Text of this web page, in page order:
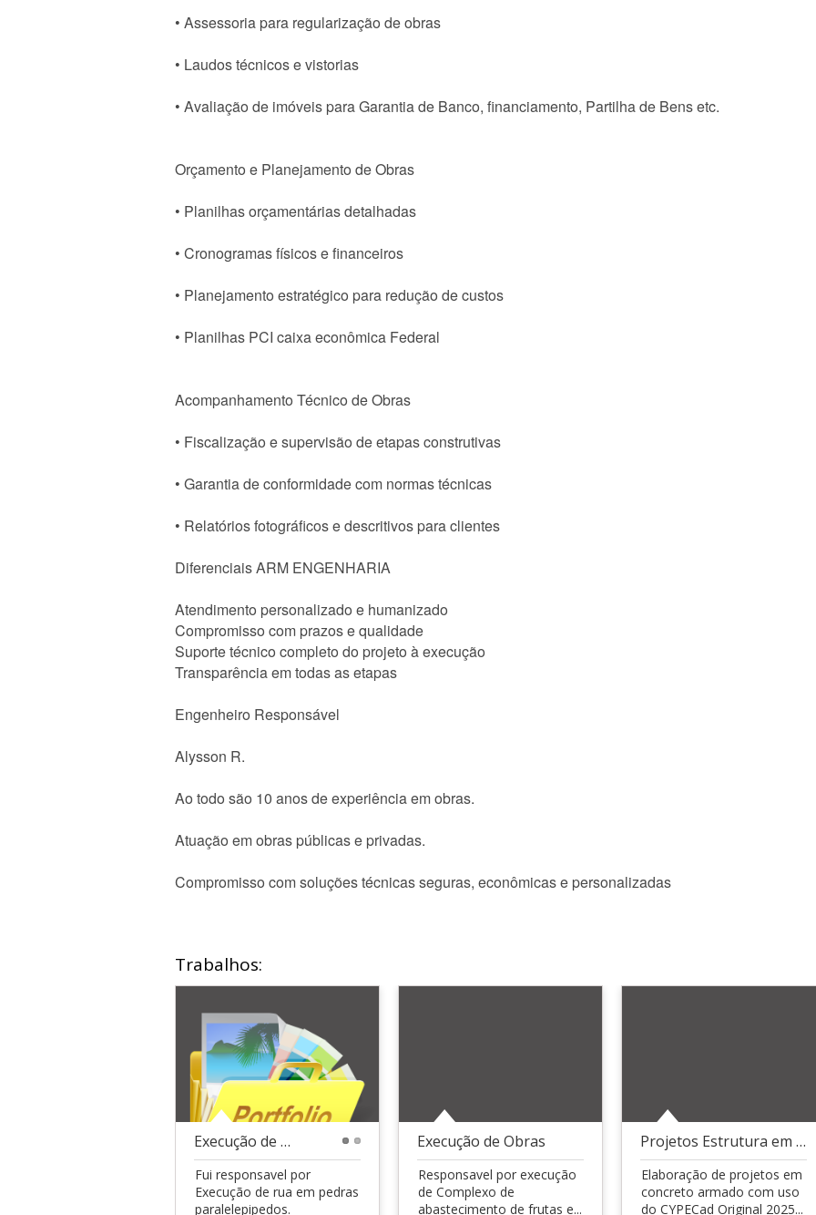
• Assessoria para regularização de obras
• Laudos técnicos e vistorias
• Avaliação de imóveis para Garantia de Banco, financiamento, Partilha de Bens etc.
Orçamento e Planejamento de Obras
• Planilhas orçamentárias detalhadas
• Cronogramas físicos e financeiros
• Planejamento estratégico para redução de custos
• Planilhas PCI caixa econômica Federal
Acompanhamento Técnico de Obras
• Fiscalização e supervisão de etapas construtivas
• Garantia de conformidade com normas técnicas
• Relatórios fotográficos e descritivos para clientes
Diferenciais ARM ENGENHARIA
Atendimento personalizado e humanizado
Compromisso com prazos e qualidade
Suporte técnico completo do projeto à execução
Transparência em todas as etapas
Engenheiro Responsável
Alysson R.
Ao todo são 10 anos de experiência em obras.
Atuação em obras públicas e privadas.
Compromisso com soluções técnicas seguras, econômicas e personalizadas
Trabalhos:
Execução de Obras
Fui responsavel por
Execução de rua em pedras
paralelepipedos.
Execução de Obras
Responsavel por execução
de Complexo de
abastecimento de frutas e...
Projetos Estrutura em Concreto Armado
Elaboração de projetos em
concreto armado com uso
do CYPECad Original 2025...